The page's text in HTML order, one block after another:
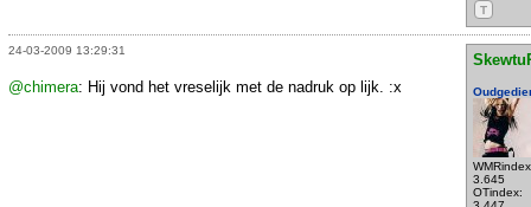
T
24-03-2009 13:29:31
3.645
OTindex:
@chimera: Hij vond het vreselijk met de nadruk op lijk. :x